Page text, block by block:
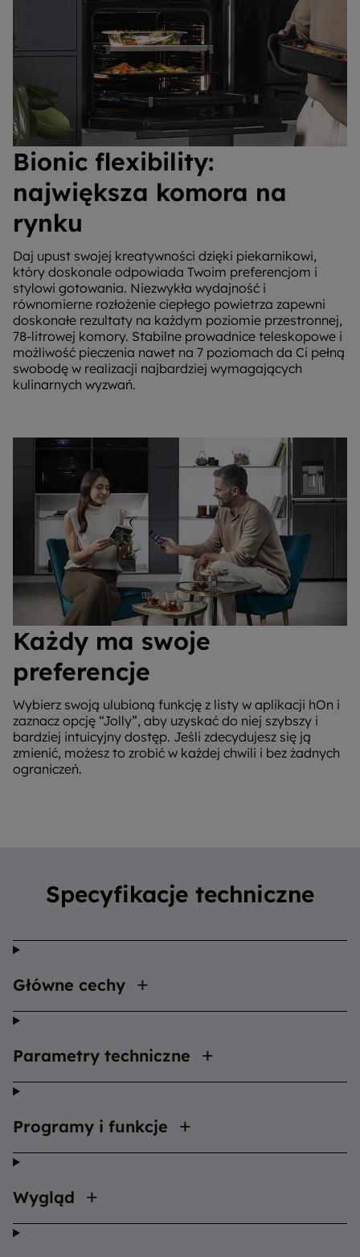
Bionic flexibility:
największa komora na
rynku
Daj upust swojej kreatywności dzięki piekarnikowi,
który doskonale odpowiada Twoim preferencjom i
stylowi gotowania. Niezwykła wydajność i
równomierne rozłożenie ciepłego powietrza zapewni
doskonałe rezultaty na każdym poziomie przestronnej,
78-litrowej komory. Stabilne prowadnice teleskopowe i
możliwość pieczenia nawet na 7 poziomach da Ci pełną
swobodę w realizacji najbardziej wymagających
kulinarnych wyzwań.
Każdy ma swoje
preferencje
Wybierz swoją ulubioną funkcję z listy w aplikacji hOn i
zaznacz opcję “Jolly”, aby uzyskać do niej szybszy i
bardziej intuicyjny dostęp. Jeśli zdecydujesz się ją
zmienić, możesz to zrobić w każdej chwili i bez żadnych
ograniczeń.
Specyfikacje techniczne
Główne cechy
Parametry techniczne
Programy i funkcje
Wygląd